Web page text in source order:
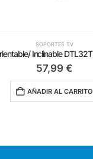
SOPORTES TV
57,99 €
AÑADIR AL CARRITO